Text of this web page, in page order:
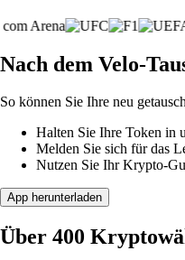
Nach dem Velo-
So können Sie Ihre neu
Halten Sie Ihre Token in
Melden Sie sich für das
Nutzen Sie Ihr Krypto-
App herunterladen
Über 400